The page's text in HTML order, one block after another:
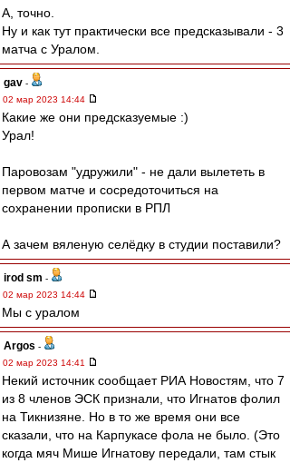
А, точно.
Ну и как тут практически все предсказывали - 3
матча с Уралом.
gav -
02 мар 2023 14:44
Какие же они предсказуемые :)
Урал!
Паровозам "удружили" - не дали вылететь в
первом матче и сосредоточиться на
сохранении прописки в РПЛ
А зачем вяленую селёдку в студии поставили?
irod sm -
02 мар 2023 14:44
Мы с уралом
Argos -
02 мар 2023 14:41
Некий источник сообщает РИА Новостям, что 7
из 8 членов ЭСК признали, что Игнатов фолил
на Тикнизяне. Но в то же время они все
сказали, что на Карпукасе фола не было. (Это
когда мяч Мише Игнатову передали, там стык